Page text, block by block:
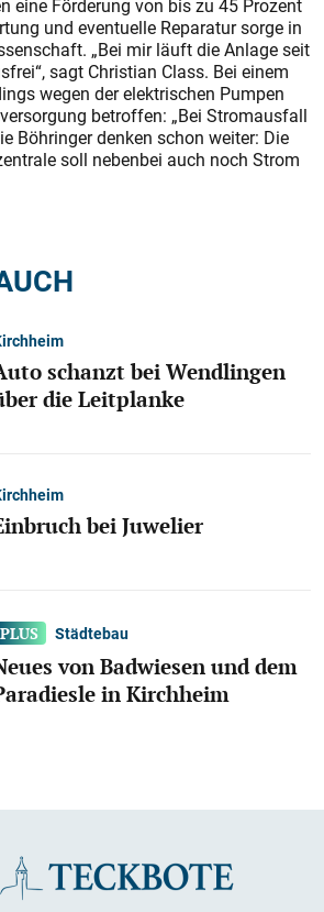
eine Förderung von bis zu 45 Prozent
und eventuelle Reparatur sorge in
„Bei mir läuft die Anlage seit
sagt Christian Class. Bei einem
wegen der elektrischen Pumpen
betroffen: „Bei Stromausfall
Böhringer denken schon weiter: Die
soll nebenbei auch noch Strom
schanzt bei Wendlingen
die Leitplanke
bei Juwelier
Städtebau
von Badwiesen und dem
in Kirchheim